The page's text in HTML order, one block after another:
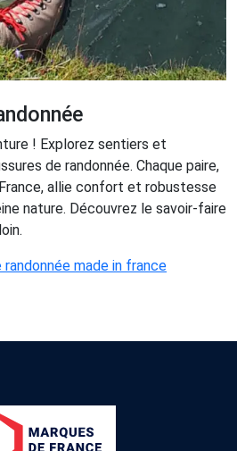
! Explorez sentiers et
de randonnée. Chaque paire,
allie confort et robustesse
nature. Découvrez le savoir-faire
randonnée made in france